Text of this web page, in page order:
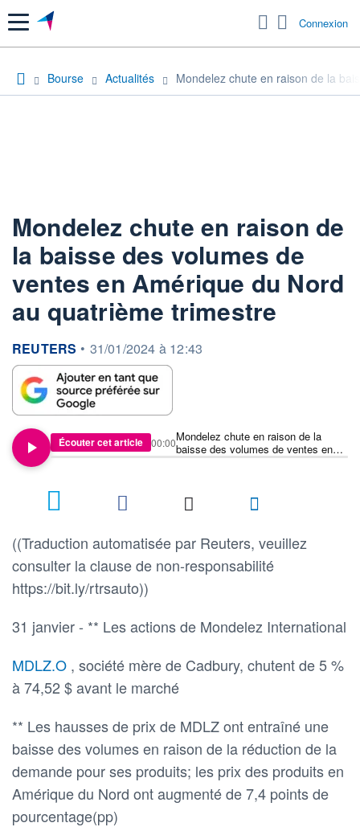
Menu Connexion
Bourse Actualités Mondelez chute en raison de la
Mondelez chute en raison de
la baisse des volumes de
ventes en Amérique du Nord
au quatrième trimestre
information fournie par
REUTERS • 31/01/2024 à 12:43
Écouter cet article
Mondelez chute en raison de la
baisse des volumes de ventes en
Amérique du Nord au quatrième
00:00
((Traduction automatisée par Reuters, veuillez
consulter la clause de non-responsabilité
https://bit.ly/rtrsauto))
31 janvier - ** Les actions de Mondelez International
MDLZ.O , société mère de Cadbury, chutent de 5 %
à 74,52 $ avant le marché
** Les hausses de prix de MDLZ ont entraîné une
baisse des volumes en raison de la réduction de la
demande pour ses produits; les prix des produits en
Amérique du Nord ont augmenté de 7,4 points de
pourcentage(pp)